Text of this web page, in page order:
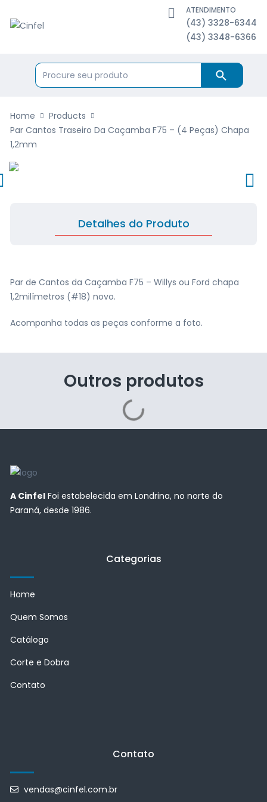
ATENDIMENTO
(43) 3328-6344
(43) 3348-6366
Home
Products
Par Cantos Traseiro Da Caçamba F75 – (4 Peças) Chapa
1,2mm
Detalhes do Produto
Par de Cantos da Caçamba F75 – Willys ou Ford chapa
1,2milímetros (#18) novo.
Acompanha todas as peças conforme a foto.
Outros produtos
A Cinfel Foi estabelecida em Londrina, no norte do
Paraná, desde 1986.
Categorias
Home
Quem Somos
Catálogo
Corte e Dobra
Contato
Contato
vendas@cinfel.com.br